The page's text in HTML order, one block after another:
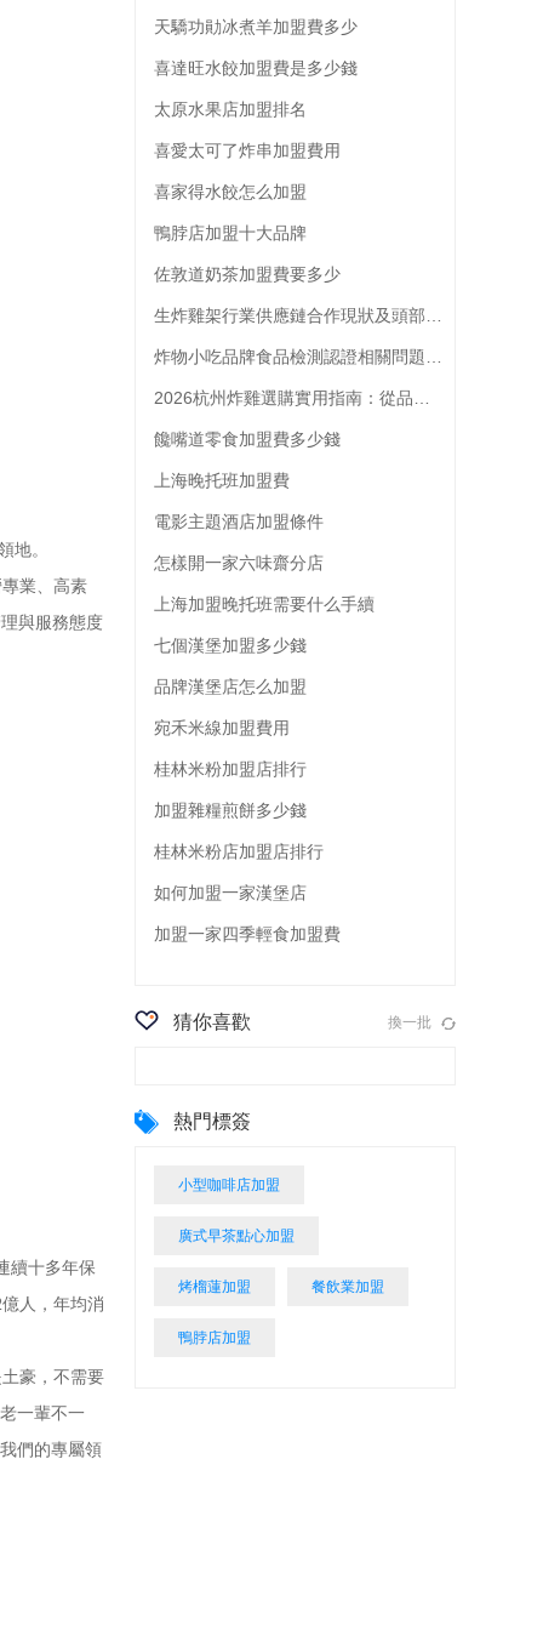
地。
業、高素
與服務態度
續十多年保
人，年均消
豪，不需要
一輩不一
們的專屬領
天驕功勛冰煮羊加盟費多少
喜達旺水餃加盟費是多少錢
太原水果店加盟排名
喜愛太可了炸串加盟費用
喜家得水餃怎么加盟
鴨脖店加盟十大品牌
佐敦道奶茶加盟費要多少
饞嘴道零食加盟費多少錢
上海晚托班加盟費
電影主題酒店加盟條件
怎樣開一家六味齋分店
上海加盟晚托班需要什么手續
七個漢堡加盟多少錢
品牌漢堡店怎么加盟
宛禾米線加盟費用
桂林米粉加盟店排行
加盟雜糧煎餅多少錢
桂林米粉店加盟店排行
如何加盟一家漢堡店
加盟一家四季輕食加盟費
猜你喜歡 換一批
熱門標簽
小型咖啡店加盟
廣式早茶點心加盟
烤榴蓮加盟 餐飲業加盟
鴨脖店加盟